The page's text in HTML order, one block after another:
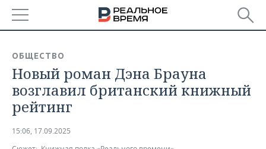
БАШКОРТОСТАН
ТАТАРСТАН
НОВОСТИ
АНАЛИТИКА
ОБЩЕСТВО
Новый роман Дэна Брауна
возглавил британский книжный
рейтинг
15:06, 17.09.2025